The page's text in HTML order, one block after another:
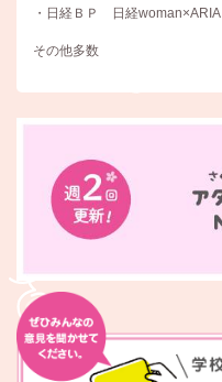
・日経ＢＰ 日経woman×ARIA
その他多数